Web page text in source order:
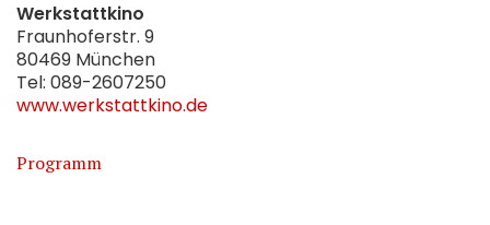
Werkstattkino
Fraunhoferstr. 9
80469 München
Tel: 089-2607250
www.werkstattkino.de
Programm